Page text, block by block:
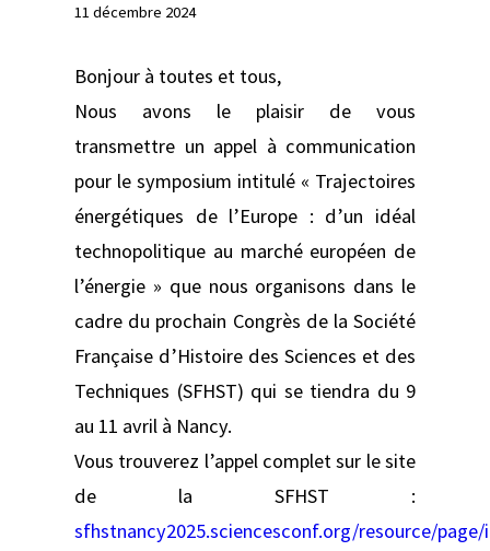
11 décembre 2024
Bonjour à toutes et tous,
Nous avons le plaisir de vous
transmettre un appel à communication
pour le symposium intitulé « Trajectoires
énergétiques de l’Europe : d’un idéal
technopolitique au marché européen de
l’énergie » que nous organisons dans le
cadre du prochain Congrès de la Société
Française d’Histoire des Sciences et des
Techniques (SFHST) qui se tiendra du 9
au 11 avril à Nancy.
Vous trouverez l’appel complet sur le site
de la SFHST :
sfhstnancy2025.sciencesconf.org/resource/page/